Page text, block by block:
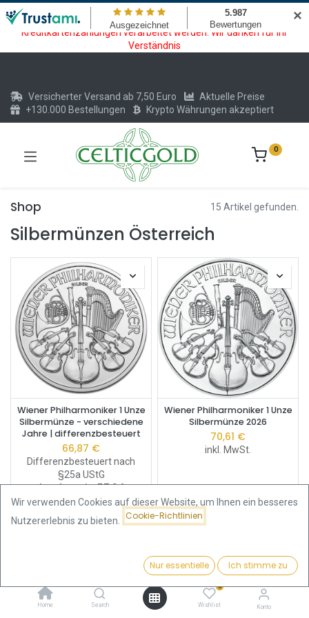
Wartungsarbeiten am Kreditkarten und Krypto Bezahlmodul. In der
Zeit vom 20.07. - 09.08.2026 können keine Krypto oder
Kreditkartenzahlungen verarbeitet werden. Wir danken für Ihr
Verständnis
Preis - Aufsteigend
Home Search
0
Wishlist Konto
Versicherter Versand ab 7,50 Euro
Aktuelle Preise
+130.000 Bestellungen
Krypto Währungen akzeptiert
0
Shop 15 Artikel gefunden.
Silbermünzen Österreich
Wiener Philharmoniker 1 Unze
Silbermünze - verschiedene
Jahre | differenzbesteuert
66,87 €
Differenzbesteuert nach
§25a UStG
Ankaufspreis:57,24€
Wiener Philharmoniker 1 Unze
Silbermünze 2026
70,61 €
inkl. MwSt.
Wir verwenden Cookies auf dieser Website, um Ihnen ein besseres
Nutzererlebnis zu bieten.
Cookie-Richtlinien
Nur essentielle Ich stimme zu
✕